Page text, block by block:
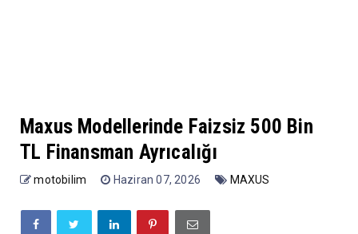
Maxus Modellerinde Faizsiz 500 Bin
TL Finansman Ayrıcalığı
motobilim Haziran 07, 2026 MAXUS